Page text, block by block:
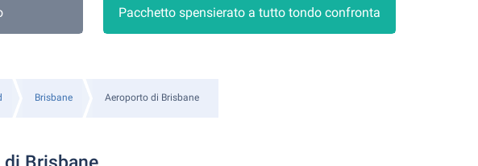
Pacchetto spensierato a tutto tondo confronta
Brisbane Aeroporto di Brisbane